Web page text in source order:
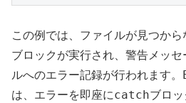
この例では、ファイルが見つから
ブロックが実行され、警告メッ
ルへのエラー記録が行われます。
は、エラーを即座にcatchブロ